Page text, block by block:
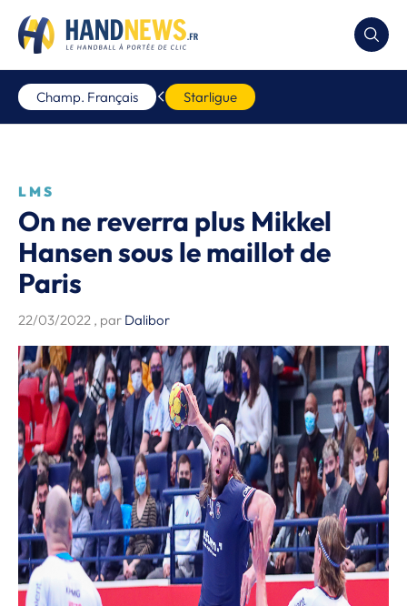
Champ. Français Starligue
LMS
On ne reverra plus Mikkel
Hansen sous le maillot de
Paris
22/03/2022 , par Dalibor